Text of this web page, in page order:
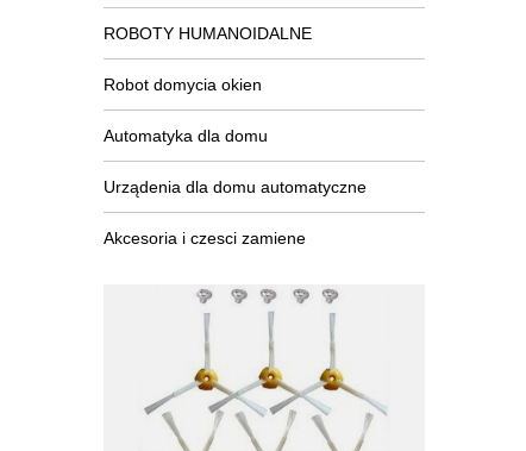
ROBOTY HUMANOIDALNE
Robot domycia okien
Automatyka dla domu
Urządenia dla domu automatyczne
Akcesoria i czesci zamiene